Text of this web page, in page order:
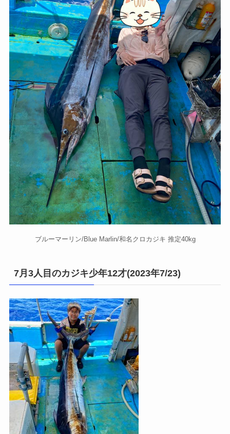
ブルーマーリン/Blue Marlin/和名クロカジキ 推定40kg
7月3人目のカジキ少年12才(2023年7/23)